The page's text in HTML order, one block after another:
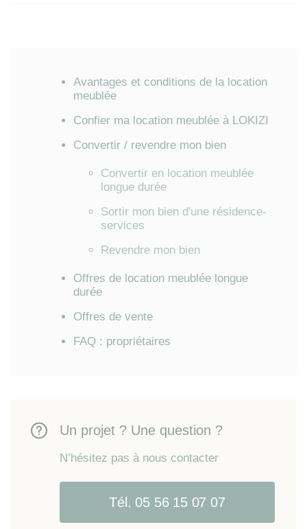
Avantages et conditions de la location
meublée
Confier ma location meublée à LOKIZI
Convertir / revendre mon bien
Convertir en location meublée
longue durée
Sortir mon bien d'une résidence-
services
Revendre mon bien
Offres de location meublée longue
durée
Offres de vente
FAQ : propriétaires
Un projet ? Une question ?
N’hésitez pas à nous contacter
Tél. 05 56 15 07 07